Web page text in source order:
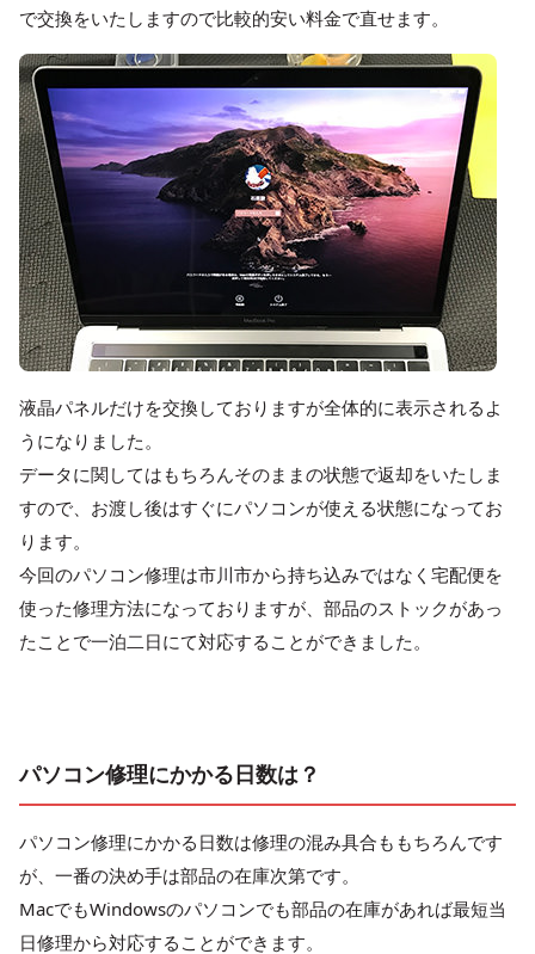
で交換をいたしますので比較的安い料金で直せます。
液晶パネルだけを交換しておりますが全体的に表示されるよ
うになりました。
データに関してはもちろんそのままの状態で返却をいたしま
すので、お渡し後はすぐにパソコンが使える状態になってお
ります。
今回のパソコン修理は市川市から持ち込みではなく宅配便を
使った修理方法になっておりますが、部品のストックがあっ
たことで一泊二日にて対応することができました。
パソコン修理にかかる日数は？
パソコン修理にかかる日数は修理の混み具合ももちろんです
が、一番の決め手は部品の在庫次第です。
MacでもWindowsのパソコンでも部品の在庫があれば最短当
日修理から対応することができます。